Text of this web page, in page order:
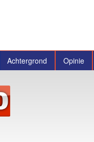
Achtergrond Opinie